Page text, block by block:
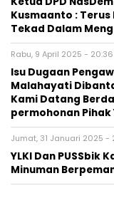
Kusmaanto :
Tekad Dalam
Rabu, 9 April 2025 - 20:36
Isu Dugaan
Malahayati
Kami Datang
permohonan Pihak
Jumat, 31 Januari 2025 -
YLKI Dan PUSSbik
Minuman